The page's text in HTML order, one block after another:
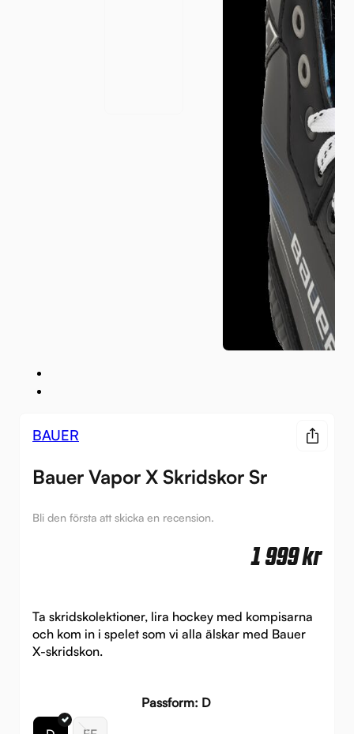
BAUER
Bauer Vapor X Skridskor Sr
Bli den första att skicka en recension.
1 999kr
Ta skridskolektioner, lira hockey med kompisarna
och kom in i spelet som vi alla älskar med Bauer
X-skridskon.
Passform: D